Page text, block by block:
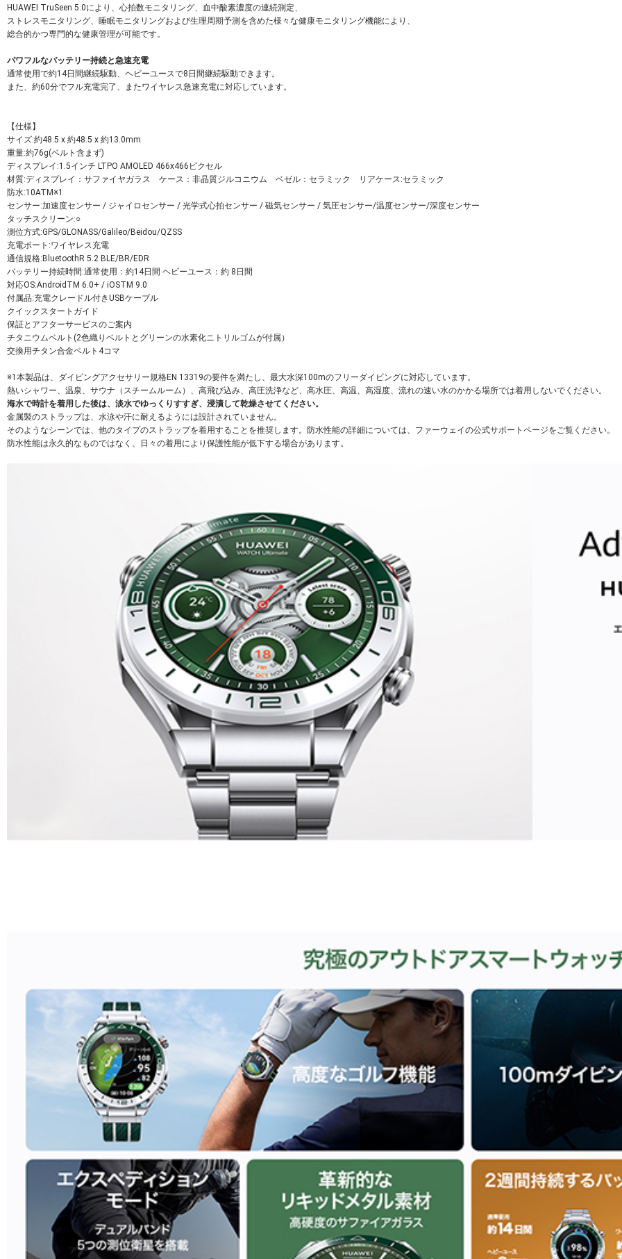
HUAWEI TruSeen 5.0により、心拍数モニタリング、血中酸素濃度の連続測定、
ストレスモニタリング、睡眠モニタリングおよび生理周期予測を含めた様々な健康モニタリング機能により、
総合的かつ専門的な健康管理が可能です。
パワフルなバッテリー持続と急速充電
通常使用で約14日間継続駆動、ヘビーユースで8日間継続駆動できます。
また、約60分でフル充電完了、またワイヤレス急速充電に対応しています。
【仕様】
サイズ:約48.5 x 約48.5 x 約13.0mm
重量:約76g(ベルト含まず)
ディスプレイ:1.5インチ LTPO AMOLED 466x466ピクセル
材質:ディスプレイ：サファイヤガラス ケース：非晶質ジルコニウム ベゼル：セラミック リアケース:セラミック
防水:10ATM※1
センサー:加速度センサー / ジャイロセンサー / 光学式心拍センサー / 磁気センサー / 気圧センサー/温度センサー/深度センサー
タッチスクリーン:○
測位方式:GPS/GLONASS/Galileo/Beidou/QZSS
充電ポート:ワイヤレス充電
通信規格:BluetoothR 5.2 BLE/BR/EDR
バッテリー持続時間:通常使用：約14日間 ヘビーユース：約 8日間
対応OS:AndroidTM 6.0+ / iOSTM 9.0
付属品:充電クレードル付きUSBケーブル
クイックスタートガイド
保証とアフターサービスのご案内
チタニウムベルト(2色織りベルトとグリーンの水素化ニトリルゴムが付属）
交換用チタン合金ベルト4コマ
※1本製品は、ダイビングアクセサリー規格EN 13319の要件を満たし、最大水深100mのフリーダイビングに対応しています。
熱いシャワー、温泉、サウナ（スチームルーム）、高飛び込み、高圧洗浄など、高水圧、高温、高湿度、流れの速い水のかかる場所では着用しないでください。
海水で時計を着用した後は、淡水でゆっくりすすぎ、浸漬して乾燥させてください。
金属製のストラップは、水泳や汗に耐えるようには設計されていません。
そのようなシーンでは、他のタイプのストラップを着用することを推奨します。防水性能の詳細については、ファーウェイの公式サポートページをご覧ください。
防水性能は永久的なものではなく、日々の着用により保護性能が低下する場合があります。